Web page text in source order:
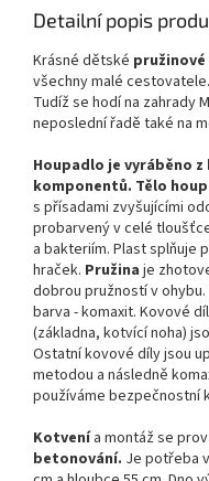
Detailní popis
Krásné dětské pružinové
všechny malé
Tudíž se hodí na zahrady
neposlední řadě také na
Houpadlo je vyráběno
komponentů. Tělo
s přísadami zvyšujícími
probarvený v celé
a bakteriím. Plast splňuje
hraček. Pružina je
dobrou pružností v
barva - komaxit. Kovové
(základna, kotvící noha)
Ostatní kovové díly jsou
metodou a následně
používáme bezpečnostní
Kotvenía montáž se
betonování. Je potřeba